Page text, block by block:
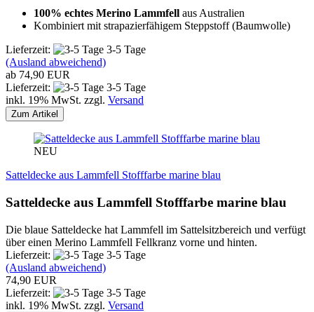
100% echtes Merino Lammfell aus Australien
Kombiniert mit strapazierfähigem Steppstoff (Baumwolle)
Lieferzeit:
3-5 Tage
(Ausland abweichend)
ab 74,90 EUR
Lieferzeit:
3-5 Tage
inkl. 19% MwSt. zzgl. Versand
Zum Artikel
NEU
Satteldecke aus Lammfell Stofffarbe marine blau
Satteldecke aus Lammfell Stofffarbe marine blau
Die blaue Satteldecke hat Lammfell im Sattelsitzbereich und verfügt
über einen Merino Lammfell Fellkranz vorne und hinten.
Lieferzeit:
3-5 Tage
(Ausland abweichend)
74,90 EUR
Lieferzeit:
3-5 Tage
inkl. 19% MwSt. zzgl. Versand